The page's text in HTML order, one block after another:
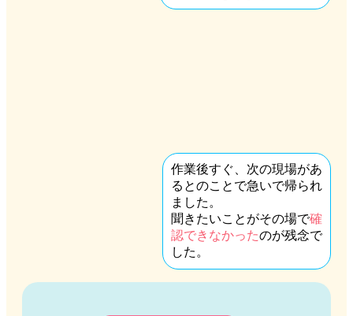
作業後すぐ、次の現場があ
るとのことで急いで帰られ
ました。
聞きたいことがその場で確
認できなかったのが残念で
した。